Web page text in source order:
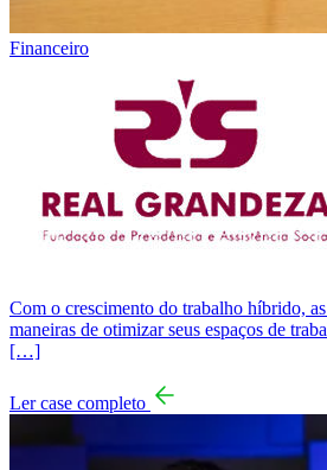
Financeiro
Com o crescimento do trabalho híbrido,
maneiras de otimizar seus espaços de
[…]
Ler case completo